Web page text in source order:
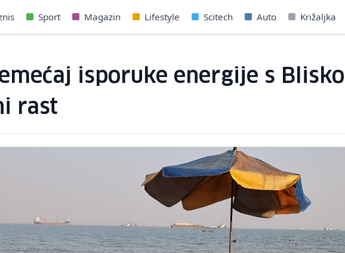
Sport Magazin Lifestyle Scitech Auto Križaljka
isporuke energije s
rast